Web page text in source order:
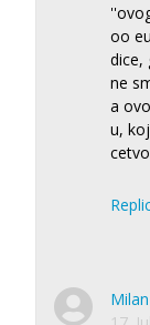
oo
dice,
ne
a
u,